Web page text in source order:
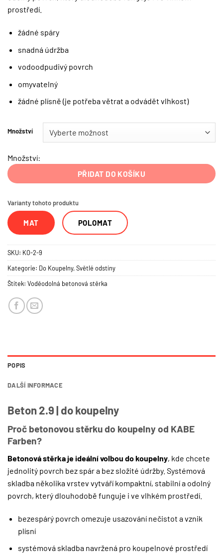
prostředí.
žádné spáry
snadná údržba
vodoodpudivý povrch
omyvatelný
žádné plísně (je potřeba větrat a odvádět vlhkost)
Množství
Množství:
PŘIDAT DO KOŠÍKU
Varianty tohoto produktu
MAT POLOMAT
SKU: KO-2-9
Kategorie: Do Koupelny,Světlé odstíny
Štítek: Voděodolná betonová stěrka
POPIS
DALŠÍ INFORMACE
Beton 2.9 | do koupelny
Proč betonovou stěrku do koupelny od KABE
Farben?
Betonová stěrka je ideální volbou do koupelny, kde chcete
jednolitý povrch bez spár a bez složité údržby. Systémová
skladba několika vrstev vytváří kompaktní, stabilní a odolný
povrch, který dlouhodobě funguje i ve vlhkém prostředí.
bezespárý povrch omezuje usazování nečistot a vznik
plísní
systémová skladba navržená pro koupelnové prostředí